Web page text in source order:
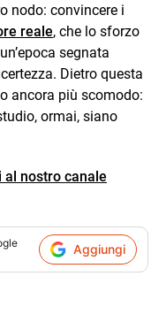
nodo: convincere i
reale, che lo sforzo
segnata
Dietro questa
ancora più scomodo:
ormai, siano
al nostro canale
Aggiungi